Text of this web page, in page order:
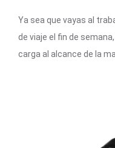
Ya sea que vayas al
de viaje el fin de
carga al alcance de la